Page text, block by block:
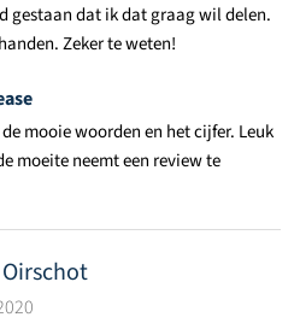
gestaan dat ik dat graag wil delen.
Zeker te weten!
mooie woorden en het cijfer. Leuk
moeite neemt een review te